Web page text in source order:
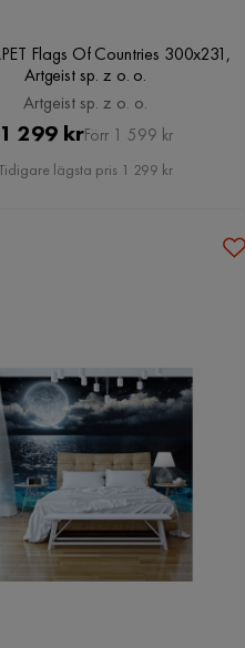
Flags Of Countries 300x231,
Artgeist sp. z o. o.
Artgeist sp. z o. o.
Pris
1 299 krOriginal
Pris
Förr 1 599 kr
Tidigare lägsta pris 1 299 kr